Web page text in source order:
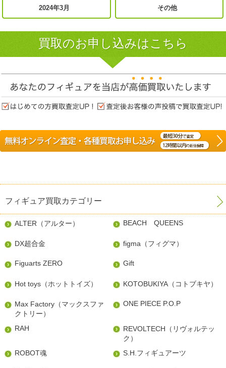
2024年3月 その他
買取のお申し込みはこちら
フィギュア買取カテゴリー
ALTER（アルター） BEACH QUEENS
DX超合金 figma（フィグマ）
Figuarts ZERO Gift
Hot toys（ホットトイズ） KOTOBUKIYA（コトブキヤ）
Max Factory（マックスファ
クトリー）
ONE PIECE P.O.P
RAH
REVOLTECH（リヴォルテッ
ク）
ROBOT魂
S.H.フィギュアーツ